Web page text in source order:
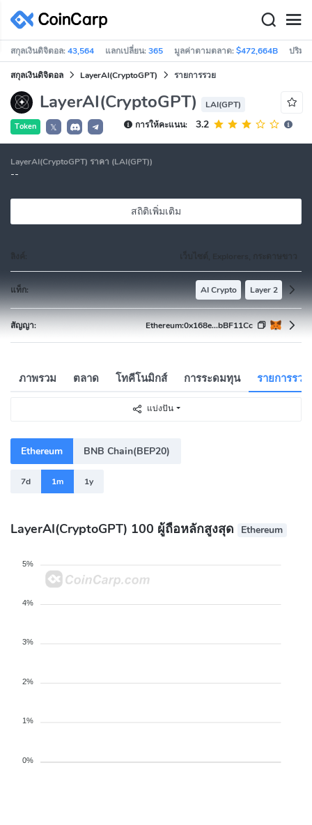
สกุลเงินดิจิตอล:43,564 แลกเปลี่ยน:365 มูลค่าตามตลาด:$472,664B ปริมา
สกุลเงินดิจิตอล LayerAI(CryptoGPT) รายการรวย
LayerAI(CryptoGPT) LAI(GPT)
Token 𝕏 การให้คะแนน: 3.2
LayerAI(CryptoGPT) ราคา (LAI(GPT))
--
สถิติเพิ่มเติม
แท็ก: AI Crypto Layer 2
สัญญา: Ethereum:0x168e...bBF11Cc
ภาพรวม ตลาด โทคีโนมิกส์ การระดมทุน รายการรวย
แบ่งปัน
Ethereum BNB Chain(BEP20)
7d 1m 1y
LayerAI(CryptoGPT) 100 ผู้ถือหลักสูงสุด Ethereum
5%
4%
3%
2%
1%
0%